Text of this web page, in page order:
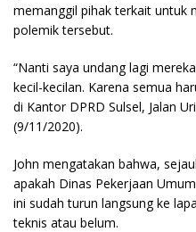
memanggil pihak terkait untuk
polemik tersebut.
“Nanti saya undang lagi
kecil-kecilan. Karena semua
di Kantor DPRD Sulsel, Jalan
(9/11/2020).
John mengatakan bahwa,
apakah Dinas Pekerjaan
ini sudah turun langsung ke
teknis atau belum.